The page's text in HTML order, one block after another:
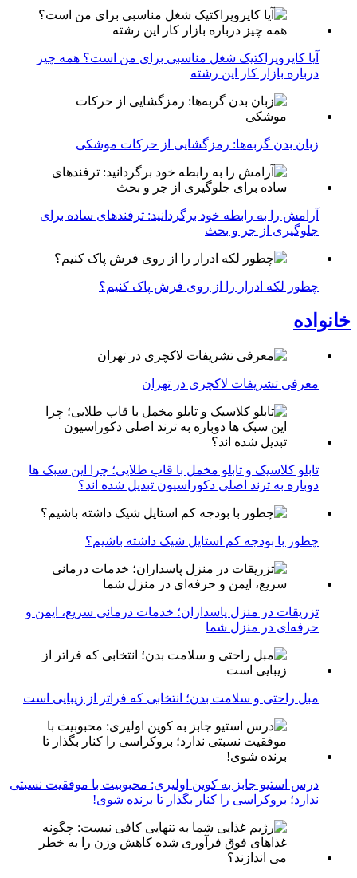
آیا کایروپراکتیک شغل مناسبی برای من است؟ همه چیز
درباره بازار کار این رشته
زبان بدن گربه‌ها: رمزگشایی از حرکات موشکی
آرامش را به رابطه خود برگردانید: ترفندهای ساده برای
جلوگیری از جر و بحث
چطور لکه ادرار را از روی فرش پاک کنیم؟
خانواده
معرفی تشریفات لاکچری در تهران
تابلو کلاسیک و تابلو مخمل با قاب طلایی؛ چرا این سبک ها
دوباره به ترند اصلی دکوراسیون تبدیل شده اند؟
چطور با بودجه کم استایل شیک داشته باشیم؟
تزریقات در منزل پاسداران؛ خدمات درمانی سریع، ایمن و
حرفه‌ای در منزل شما
مبل راحتی و سلامت بدن؛ انتخابی که فراتر از زیبایی است
درس استیو جابز به کوین اولیری: محبوبیت با موفقیت نسبتی
ندارد؛ بروکراسی را کنار بگذار تا برنده شوی!